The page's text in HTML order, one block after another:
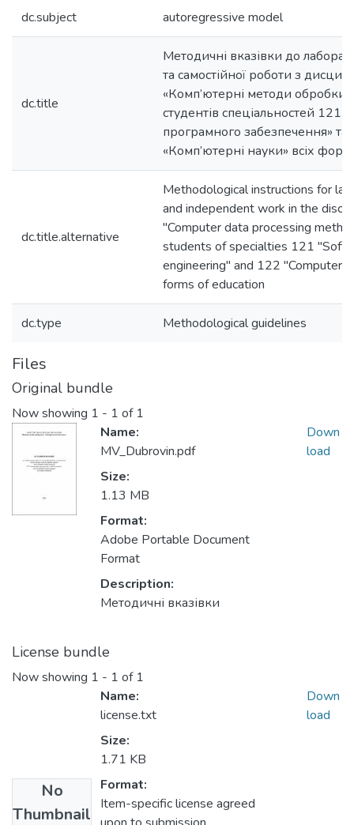
dc.subject autoregressive model
dc.title
Методичні вказівки до
та самостійної роботи з
«Комп’ютерні методи обробки
студентів спеціальностей 121
програмного забезпечення» та
«Комп’ютерні науки» всіх
dc.title.alternative
Methodological instructions for
and independent work in the
"Computer data processing
students of specialties 121
engineering" and 122 "Computer
forms of education
dc.type Methodological guidelines
Files
Original bundle
Now showing 1 - 1 of 1
Name:
MV_Dubrovin.pdf
Size:
1.13 MB
Format:
Adobe Portable Document
Format
Description:
Методичні вказівки
Down
load
License bundle
Now showing 1 - 1 of 1
No
Thumbnail
Name:
license.txt
Size:
1.71 KB
Format:
Item-specific license agreed
Down
load